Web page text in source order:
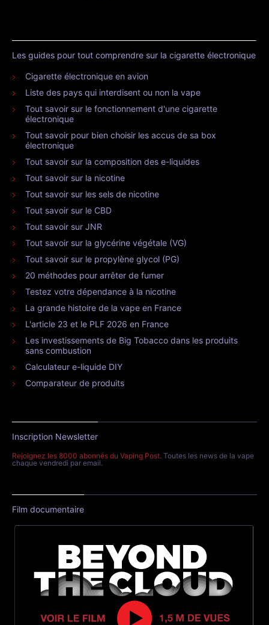
Les guides pour tout comprendre sur la cigarette électronique
Cigarette électronique en avion
Liste des pays qui interdisent ou non la vape
Tout savoir sur le fonctionnement d'une cigarette
électronique
Tout savoir pour bien choisir les accus de sa box
électronique
Tout savoir sur la composition des e-liquides
Tout savoir sur la nicotine
Tout savoir sur les sels de nicotine
Tout savoir sur le CBD
Tout savoir sur JNR
Tout savoir sur la glycérine végétale (VG)
Tout savoir sur le propylène glycol (PG)
20 méthodes pour arrêter de fumer
Testez votre dépendance à la nicotine
La grande histoire de la vape en France
L'article 23 et le PLF 2026 en France
Les investissements de Big Tobacco dans les produits
sans combustion
Calculateur e-liquide DIY
Comparateur de produits
Inscription Newsletter
Rejoignez les 8000 abonnés du Vaping Post. Toutes les news de la vape
chaque vendredi par email.
Film documentaire